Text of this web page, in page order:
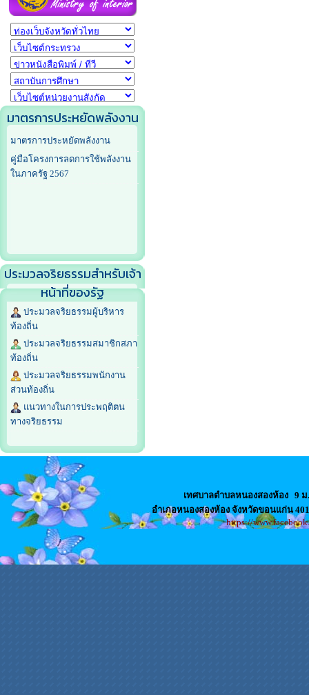
มาตรการประหยัดพลังงาน
มาตรการประหยัดพลังงาน
คู่มือโครงการลดการใช้พลังงาน
ในภาครัฐ 2567
ประมวลจริยธรรมสำหรับเจ้า
หน้าที่ของรัฐ
ประมวลจริยธรรมผู้บริหาร
ท้องถิ่น
ประมวลจริยธรรมสมาชิกสภา
ท้องถิ่น
ประมวลจริยธรรมพนักงาน
ส่วนท้องถิ่น
แนวทางในการประพฤติตน
ทางจริยธรรม
เทศบาลตำบลหนองสองห้อง 9
อำเภอหนองสองห้อง จังหวัดขอนแก่น
https://
สล็อตเว็บตรง เว็บปั้มไลค์